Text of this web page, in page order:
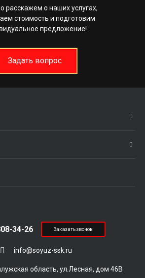
расскажем о наших услугах,
стоимость и подготовим
предложение!
Задать вопрос
info@soyuz-ssk.ru
34-26
область, ул.Лесная, дом 46В
Заказать звонок